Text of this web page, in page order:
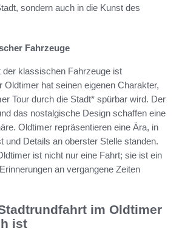
sondern auch in die Kunst des
Fahrzeuge
der klassischen Fahrzeuge ist
Oldtimer hat seinen eigenen Charakter,
Tour durch die Stadt* spürbar wird. Der
das nostalgische Design schaffen eine
Oldtimer repräsentieren eine Ära, in
und Details an oberster Stelle standen.
ist nicht nur eine Fahrt; sie ist ein
an vergangene Zeiten
im Oldtimer
ist